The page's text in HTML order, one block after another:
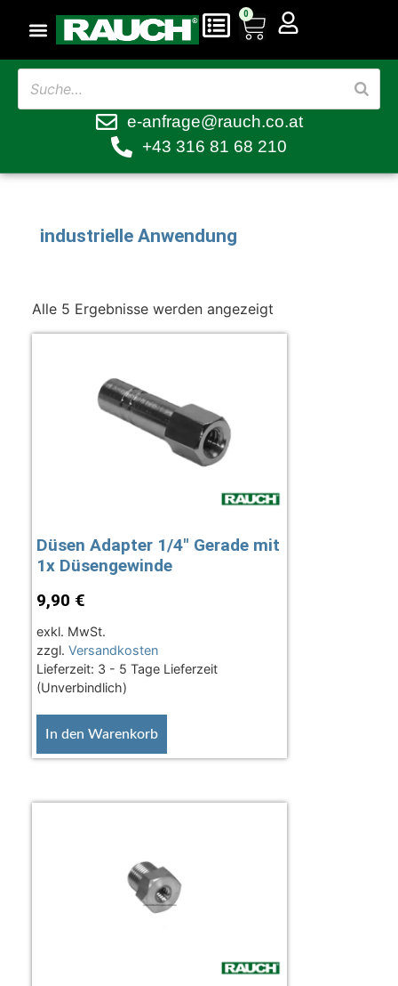
0
e-anfrage@rauch.co.at
+43 316 81 68 210
industrielle Anwendung
Alle 5 Ergebnisse werden angezeigt
Düsen Adapter 1/4″ Gerade mit
1x Düsengewinde
9,90 €
exkl. MwSt.
zzgl. Versandkosten
Lieferzeit: 3 - 5 Tage Lieferzeit
(Unverbindlich)
In den Warenkorb